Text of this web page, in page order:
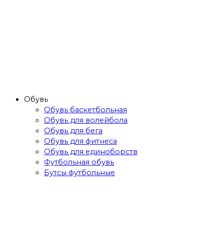
Обувь
Обувь баскетбольная
Обувь для волейбола
Обувь для бега
Обувь для фитнеса
Обувь для единоборств
Футбольная обувь
Бутсы футбольные